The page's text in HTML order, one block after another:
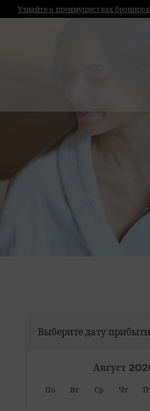
Узнайте о преимуществах
Выберите дату
Август
По Вт Ср Чт